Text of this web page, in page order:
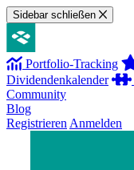
Sidebar schließen
Portfolio-Tracking
Dividendenkalender
Community
Blog
Registrieren Anmelden